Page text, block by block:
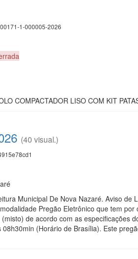
1-000005-2026
COMPACTADOR LISO COM KIT
(40 visual.)
Municipal De Nova Nazaré. Aviso
Pregão Eletrônico que tem
de acordo com as especificações
(Horário de Brasília). Este